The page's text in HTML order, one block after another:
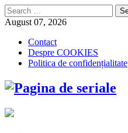
Search
for:
August 07, 2026
Contact
Despre COOKIES
Politica de confidențialitate